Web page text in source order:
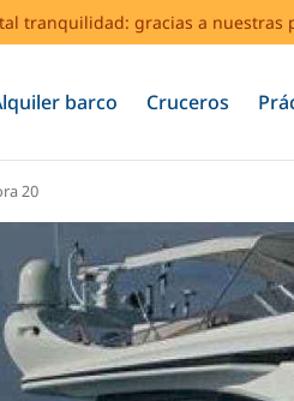
tranquilidad: gracias a
barco Cruceros
20